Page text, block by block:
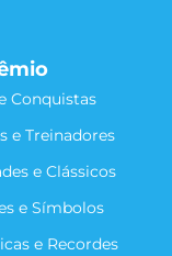
Conquistas
e Treinadores
e Clássicos
e Símbolos
e Recordes